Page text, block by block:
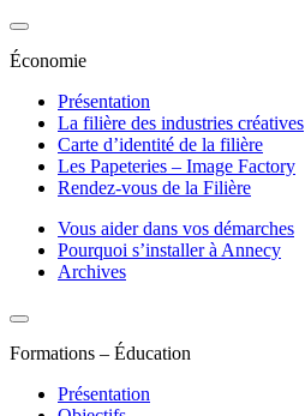
Économie
Présentation
La filière des industries créatives
Carte d’identité de la filière
Les Papeteries – Image Factory
Rendez-vous de la Filière
Vous aider dans vos démarches
Pourquoi s’installer à Annecy
Archives
Formations – Éducation
Présentation